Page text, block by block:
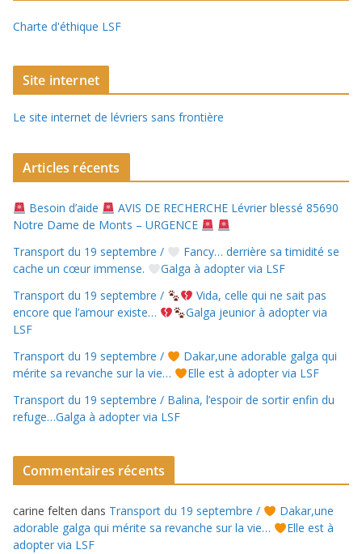
Charte d'éthique LSF
Site internet
Le site internet de lévriers sans frontière
Articles récents
Besoin d’aide
AVIS DE RECHERCHE Lévrier blessé 85690
Notre Dame de Monts – URGENCE
Transport du 19 septembre /
Fancy… derrière sa timidité se
cache un cœur immense.
Galga à adopter via LSF
Transport du 19 septembre /
Vida, celle qui ne sait pas
encore que l’amour existe…
Galga jeunior à adopter via
LSF
Transport du 19 septembre /
Dakar,une adorable galga qui
mérite sa revanche sur la vie…
Elle est à adopter via LSF
Transport du 19 septembre / Balina, l’espoir de sortir enfin du
refuge…Galga à adopter via LSF
Commentaires récents
carine felten dans Transport du 19 septembre /
Dakar,une
adorable galga qui mérite sa revanche sur la vie…
Elle est à
adopter via LSF